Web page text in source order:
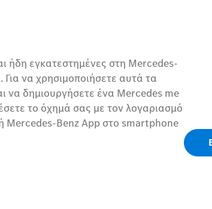
ήδη εγκατεστημένες στη Mercedes-
να χρησιμοποιήσετε αυτά τα
να δημιουργήσετε ένα Mercedes me
το όχημά σας με τον λογαριασμό
Mercedes-Benz App στο smartphone